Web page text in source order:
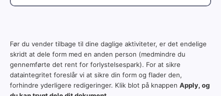
Før du vender tilbage til dine daglige aktiviteter, er det endelige
skridt at dele form med en anden person (medmindre du
gennemførte det rent for forlystelsespark). For at sikre
dataintegritet foreslår vi at sikre din form og flader den,
forhindre yderligere redigeringer. Klik blot på knappen Apply, og